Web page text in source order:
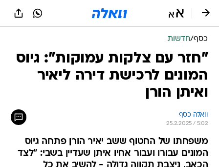
כסף/חדשות
"חזר עם צלקות עמוקות": גיוס
המונים לרכישת דירה ליאיר
ואיתן הורן
וואלה כסף
25.2.2025 / 5:02
משפחתו של החטוף ששב יאיר הורן פתחה גיוס
המונים עבורו ועבור אחיו איתן שעדיין בשבי: "לצד